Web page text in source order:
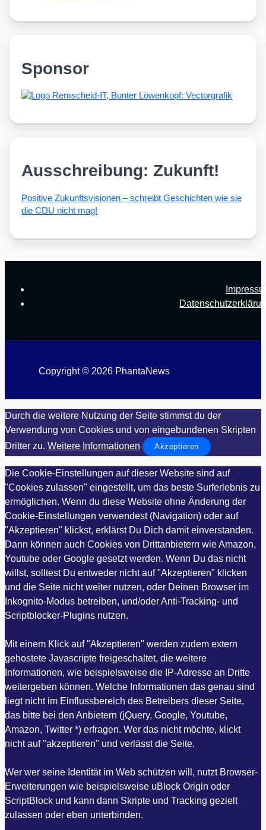
Sponsor
Ausschreibung: Zukunft!
Posi­ti­ve Zukunfts­vi­sio­nen – schreibt Geschich­ten wie sie
die CDU nicht mag!
Copyright © 2026 PhantaNews
Durch die weitere Nutzung der Seite stimmst du der
Verwendung von Cookies und von eingebundenen Skripten
Dritter zu. Weitere Informationen Akzeptieren
Die Cookie-Einstellungen auf dieser Website sind auf
"Cookies zulassen" eingestellt, um das beste Surferlebnis zu
ermöglichen. Wenn du diese Website ohne Änderung der
Cookie-Einstellungen verwendest (Navigation) oder auf
"Akzeptieren" klickst, erklärst Du Dich damit einverstanden.
Dann können auch Cookies von Drittanbietern wie Amazon,
Youtube oder Google gesetzt werden. Wenn Du das nicht
willst, solltest Du entweder nicht auf "Akzeptieren" klicken
und die Seite nicht weiter nutzen, oder Deinen Browser im
Inkognito-Modus betreiben, und/oder Anti-Tracking- und
Scriptblocker-Plugins nutzen.
Mit einem Klick auf "Akzeptieren" werden zudem extern
gehostete Javascripte freigeschaltet, die weitere
Informationen, wie beispielsweise die IP-Adresse an Dritte
weitergeben können. Welche Informationen das genau sind
liegt nicht im Einflussbereich des Betreibers dieser Seite,
das bitte bei den Anbietern (jQuery, Google, Youtube,
Amazon, Twitter *) erfragen. Wer das nicht möchte, klickt
nicht auf "akzeptieren" und verlässt die Seite.
Wer wer seine Identität im Web schützen will, nutzt Browser-
Erweiterungen wie beispielsweise uBlock Origin oder
ScriptBlock und kann dann Skripte und Tracking gezielt
zulassen oder eben unterbinden.